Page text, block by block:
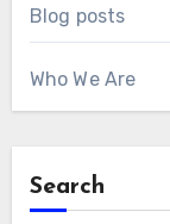
Blog posts
Who We Are
Search